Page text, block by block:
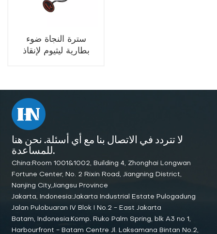
سترة النجاة ضوء
بطارية ليثيوم لإنقاذ
لا تتردد في الاتصال بنا مع أي أسئلة. نحن هنا
للمساعدة.
China:Room 1001&1002, Building 4, Zhonghai Longwan
Fortune Center, No. 2 Rixin Road, Jiangning District,
Nanjing City,Jiangsu Province
Jakarta, Indonesia:Jakarta Industrial Estate Pulogadung
Jalan Pulobuaran IV Blok I No.2 - East Jakarta
Batam, Indonesia:Komp. Ruko Palm Spring, blk A3 no 1,
Harbourfront - Batam Centre Jl. Laksamana Bintan No.2,